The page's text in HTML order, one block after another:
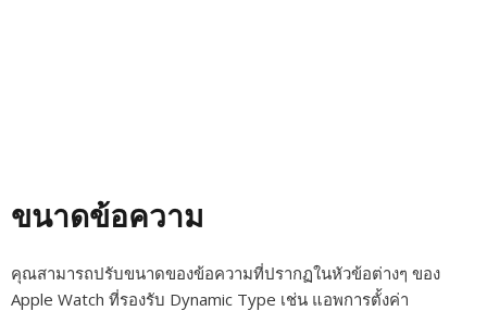
ขนาดข้อความ
คุณสามารถปรับขนาดของข้อความที่ปรากฏในหัวข้อต่างๆ ของ
Apple Watch ที่รองรับ Dynamic Type เช่น แอพการตั้งค่า